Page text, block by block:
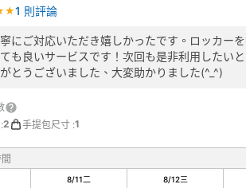
★
★1 則評論
にご対応いただき嬉しかったです。ロッカー
も良いサービスです！次回も是非利用したいと
とうございました、大変助かりました(^_^)
:2 手提包尺寸 :1
8/11二 8/12三